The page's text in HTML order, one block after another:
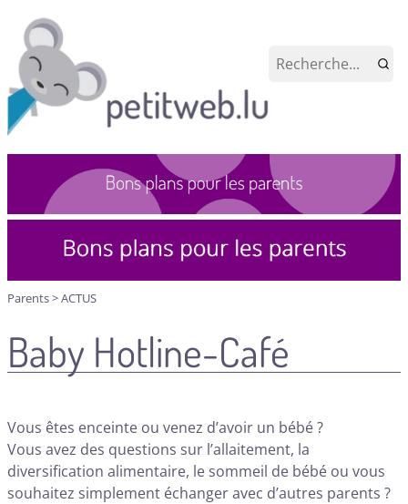
Parents>ACTUS
Baby Hotline-Café
Vous êtes enceinte ou venez d’avoir un bébé ?
Vous avez des questions sur l’allaitement, la
diversification alimentaire, le sommeil de bébé ou vous
souhaitez simplement échanger avec d’autres parents ?